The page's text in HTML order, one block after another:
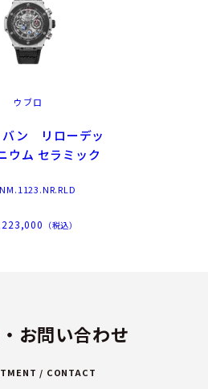
ウブロ
バン リローデッ
ウム セラミック
（税込）
お問い合わせ
/ CONTACT